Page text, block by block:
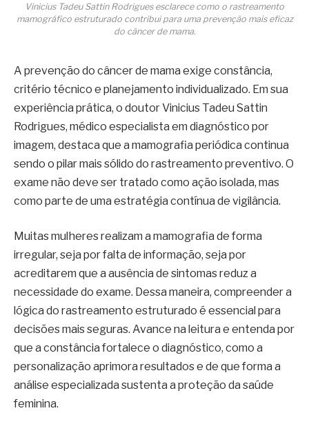
Vinicius Tadeu Sattin Rodrigues esclarece como o rastreamento
mamográfico estruturado contribui para uma prevenção mais eficaz
do câncer de mama.
A prevenção do câncer de mama exige constância,
critério técnico e planejamento individualizado. Em sua
experiência prática, o doutor Vinicius Tadeu Sattin
Rodrigues, médico especialista em diagnóstico por
imagem, destaca que a mamografia periódica continua
sendo o pilar mais sólido do rastreamento preventivo. O
exame não deve ser tratado como ação isolada, mas
como parte de uma estratégia contínua de vigilância.
Muitas mulheres realizam a mamografia de forma
irregular, seja por falta de informação, seja por
acreditarem que a ausência de sintomas reduz a
necessidade do exame. Dessa maneira, compreender a
lógica do rastreamento estruturado é essencial para
decisões mais seguras. Avance na leitura e entenda por
que a constância fortalece o diagnóstico, como a
personalização aprimora resultados e de que forma a
análise especializada sustenta a proteção da saúde
feminina.